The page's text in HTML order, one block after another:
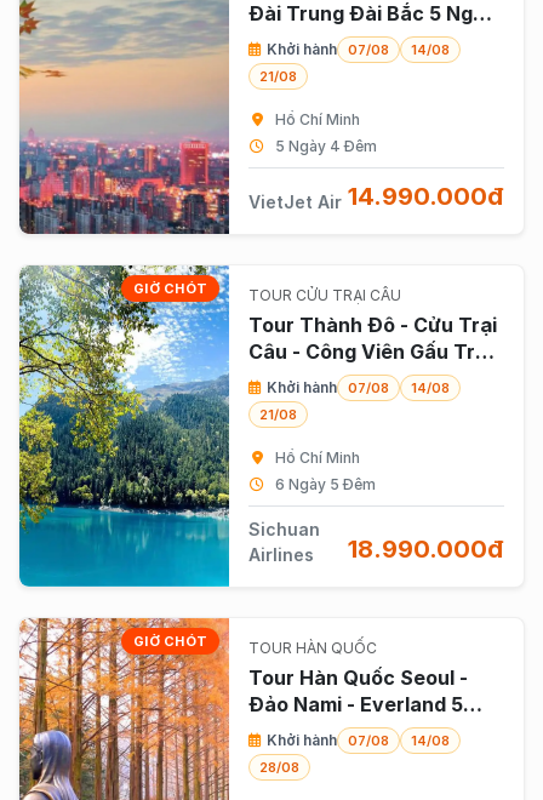
Đài Trung Đài Bắc 5 Ngày
4 Đêm
Khởi hành 07/08
14/08
21/08
Hồ Chí Minh
5 Ngày 4 Đêm
VietJet Air 14.990.000đ
GIỜ CHÓT TOUR CỬU TRẠI CÂU
Tour Thành Đô - Cửu Trại
Câu - Công Viên Gấu Trúc
- Lạc Sơn 6n5đ
Khởi hành 07/08
14/08
21/08
Hồ Chí Minh
6 Ngày 5 Đêm
Sichuan
Airlines
18.990.000đ
GIỜ CHÓT TOUR HÀN QUỐC
Tour Hàn Quốc Seoul -
Đảo Nami - Everland 5
Ngày 4 Đêm Bay Vietjet
Air (bay Trưa)
Khởi hành 07/08
14/08
28/08